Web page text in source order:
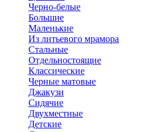
Черно-белые
Большие
Маленькие
Из литьевого мрамора
Стальные
Отдельностоящие
Классические
Черные матовые
Джакузи
Сидячие
Двухместные
Детские